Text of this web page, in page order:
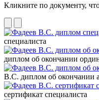
Кликните по документу,
специалиста
диплом об окончании
В.С. диплом об окончании
сертификат специалиста